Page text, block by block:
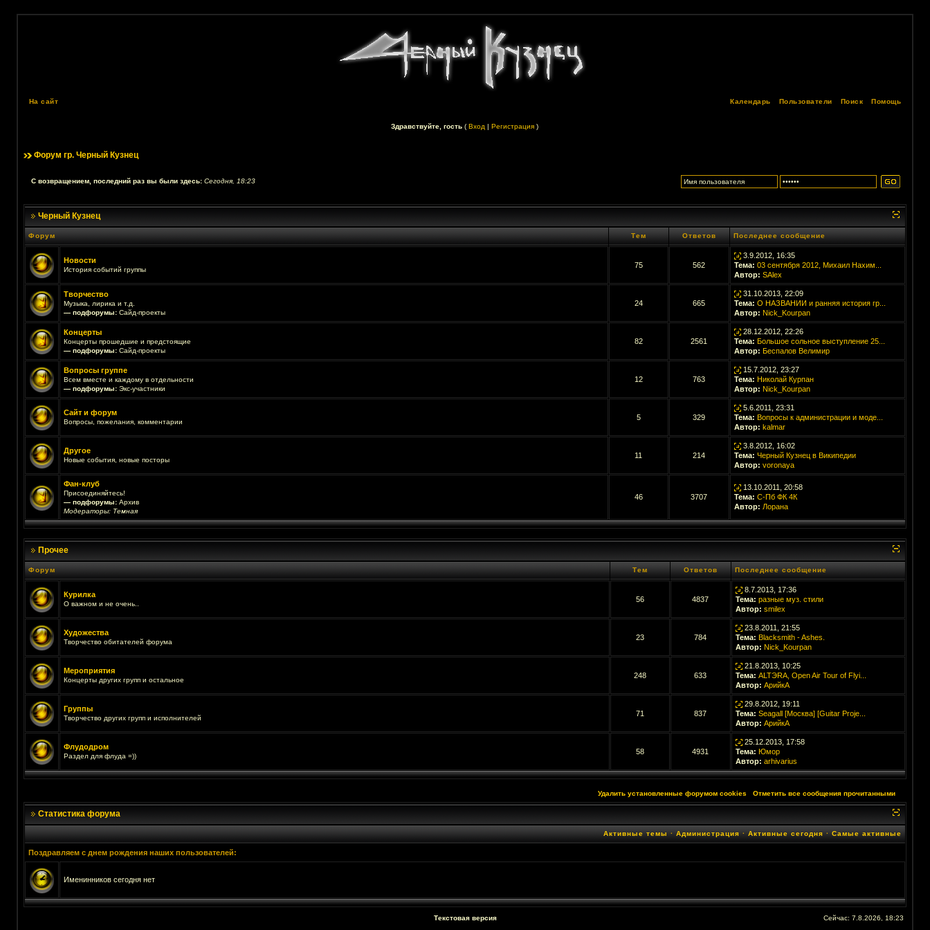
На сайт Помощь
Поиск
Пользователи
Календарь
Здравствуйте, гость (Вход |Регистрация )
Форум гр. Черный Кузнец
С возвращением, последний раз вы были здесь: Сегодня, 18:23
Черный Кузнец
Форум Тем Ответов Последнее сообщение
Новости
История событий группы
75 562
3.9.2012, 16:35
Тема: 03 сентября 2012, Михаил Нахим...
Автор: SAlex
Творчество
Музыка, лирика и т.д.
— подфорумы: Сайд-проекты
24 665
31.10.2013, 22:09
Тема: О НАЗВАНИИ и ранняя история гр...
Автор: Nick_Kourpan
Концерты
Концерты прошедшие и предстоящие
— подфорумы: Сайд-проекты
82 2561
28.12.2012, 22:26
Тема: Большое сольное выступление 25...
Автор: Беспалов Велимир
Вопросы группе
Всем вместе и каждому в отдельности
— подфорумы: Экс-участники
12 763
15.7.2012, 23:27
Тема: Николай Курпан
Автор: Nick_Kourpan
Сайт и форум
Вопросы, пожелания, комментарии
5 329
5.6.2011, 23:31
Тема: Вопросы к администрации и моде...
Автор: kalmar
Другое
Новые события, новые посторы
11 214
3.8.2012, 16:02
Тема: Черный Кузнец в Википедии
Автор: voronaya
Фан-клуб
Присоединяйтесь!
— подфорумы: Архив
Модераторы: Темная
46 3707
13.10.2011, 20:58
Тема: С-Пб ФК 4К
Автор: Лорана
Прочее
Форум Тем Ответов Последнее сообщение
Курилка
О важном и не очень..
56 4837
8.7.2013, 17:36
Тема: разные муз. стили
Автор: smilex
Художества
Творчество обитателей форума
23 784
23.8.2011, 21:55
Тема: Blacksmith - Ashes.
Автор: Nick_Kourpan
Мероприятия
Концерты других групп и остальное
248 633
21.8.2013, 10:25
Тема: ALTЭRA, Open Air Tour of Flyi...
Автор: АрийкА
Группы
Творчество других групп и исполнителей
71 837
29.8.2012, 19:11
Тема: Seagall [Москва] [Guitar Proje...
Автор: АрийкА
Флудодром
Раздел для флуда =))
58 4931
25.12.2013, 17:58
Тема: Юмор
Автор: arhivarius
Удалить установленные форумом cookies ·Отметить все сообщения прочитанными
Статистика форума
Активные темы · Администрация · Активные сегодня · Самые активные
Поздравляем с днем рождения наших пользователей:
Именинников сегодня нет
Текстовая версия Сейчас: 7.8.2026, 18:23